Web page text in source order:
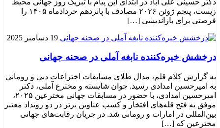
دکتر حسینی علی آباد در ابتدای این پیام با تبریک روز جهانی محیط
زیست، پنجم ژوئن ۲۰۲۶ مصادف با پانزدهم خردادماه ۱۴۰۵ را
فرصتی برای بازاندیشی […]
19 دسامبر 2025
درخشش خیره‌کننده نابغه آملی در صحنه جهانی
به گزارش کلام قلم، مدال طلای مسابقات اختراعات دبی و رومانی
به امیرحسین امدادی رسید. جوان شایسته و مخترع آملی، دکتر
امیرحسین امدادی، با حضور در مسابقات جهانی مخترعین ۲۰۲۵،
موفق به فتح قله‌های افتخار و کسب عناوین برتر در دو رویداد معتبر
بین‌المللی در امارات و رومانی شد. در جریان رقابت‌های جهانی
مخترعین که […]